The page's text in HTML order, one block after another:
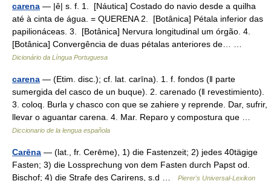
carena — |ê| s. f. 1. [Náutica] Costado do navio desde a quilha
até à cinta de água. = QUERENA 2. [Botânica] Pétala inferior das
papilionáceas. 3. [Botânica] Nervura longitudinal um órgão. 4.
[Botânica] Convergência de duas pétalas anteriores de… …
Dicionário da Língua Portuguesa
carena — (Etim. disc.); cf. lat. carīna). 1. f. fondos (ǁ parte
sumergida del casco de un buque). 2. carenado (ǁ revestimiento).
3. coloq. Burla y chasco con que se zahiere y reprende. Dar, sufrir,
llevar o aguantar carena. 4. Mar. Reparo y compostura que …
Diccionario de la lengua española
Carēna — (lat., fr. Cerēme), 1) die Fastenzeit; 2) jedes 40tägige
Fasten; 3) die Lossprechung von dem Fasten durch Papst od.
Bischof; 4) die Strafe des Carirens, s.d …
Pierer's Universal-Lexikon